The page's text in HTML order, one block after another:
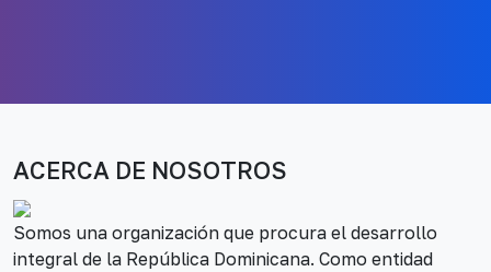
ACERCA DE NOSOTROS
Somos una organización que procura el desarrollo
integral de la República Dominicana. Como entidad